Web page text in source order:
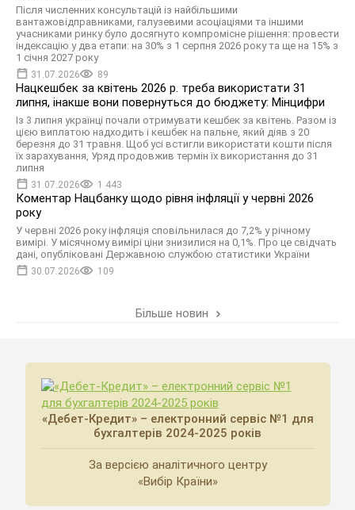
Після численних консультацій із найбільшими
вантажовідправниками, галузевими асоціаціями та іншими
учасниками ринку було досягнуто компромісне рішення: провести
індексацію у два етапи: на 30% з 1 серпня 2026 року та ще на 15% з
1 січня 2027 року
31.07.2026 89
Нацкешбек за квітень 2026 р. треба використати 31
липня, інакше вони повернуться до бюджету: Мінцифри
Із 3 липня українці почали отримувати кешбек за квітень. Разом із
цією виплатою надходить і кешбек на пальне, який діяв з 20
березня до 31 травня. Щоб усі встигли використати кошти після
їх зарахування, Уряд продовжив термін їх використання до 31
липня
31.07.2026 1 443
Коментар Нацбанку щодо рівня інфляції у червні 2026
року
У червні 2026 року інфляція сповільнилася до 7,2% у річному
вимірі. У місячному вимірі ціни знизилися на 0,1%. Про це свідчать
дані, опубліковані Державною службою статистики України
30.07.2026 109
Більше новин
«Дебет-Кредит» – електронний сервіс №1 для
бухгалтерів 2024-2025 років
За версією аналітичного центру
«Вибір Країни»